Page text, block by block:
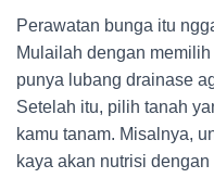
Perawatan bunga itu
Mulailah dengan
punya lubang drainase
Setelah itu, pilih tanah
kamu tanam. Misalnya,
kaya akan nutrisi